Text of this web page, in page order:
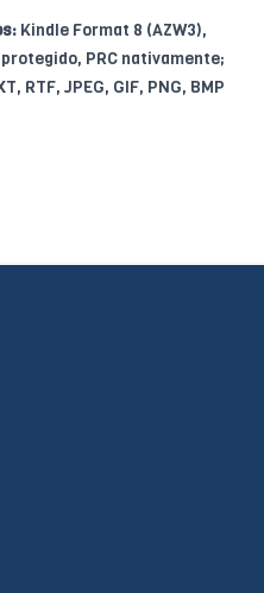
Kindle Format 8 (AZW3),
protegido, PRC nativamente;
RTF, JPEG, GIF, PNG, BMP